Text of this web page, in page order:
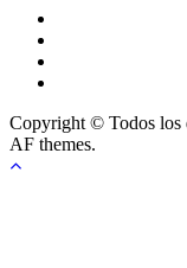
Copyright © Todos los
AF themes.